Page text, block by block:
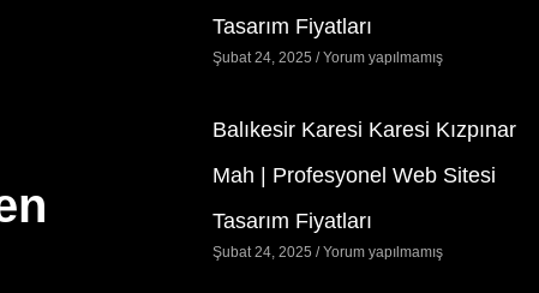
Tasarım Fiyatları
Şubat 24, 2025 Yorum yapılmamış
Balıkesir Karesi Karesi Kızpınar
Mah | Profesyonel Web Sitesi
Tasarım Fiyatları
Şubat 24, 2025 Yorum yapılmamış